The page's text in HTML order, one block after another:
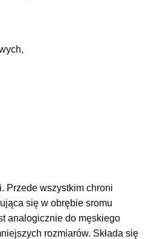
Przede wszystkim chroni
się w obrębie sromu
analogicznie do męskiego
rozmiarów. Składa się